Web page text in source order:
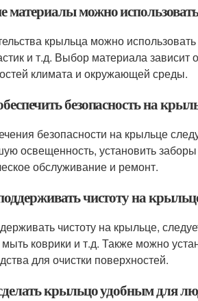
материалы можно
крыльца можно
и т.д. Выбор материала
климата и окружающей среды.
безопасность на
безопасности на крыльце
освещенность, установить
обслуживание и ремонт.
чистоту на
чистоту на крыльце,
коврики и т.д. Также можно
для очистки поверхностей.
крыльцо удобным для